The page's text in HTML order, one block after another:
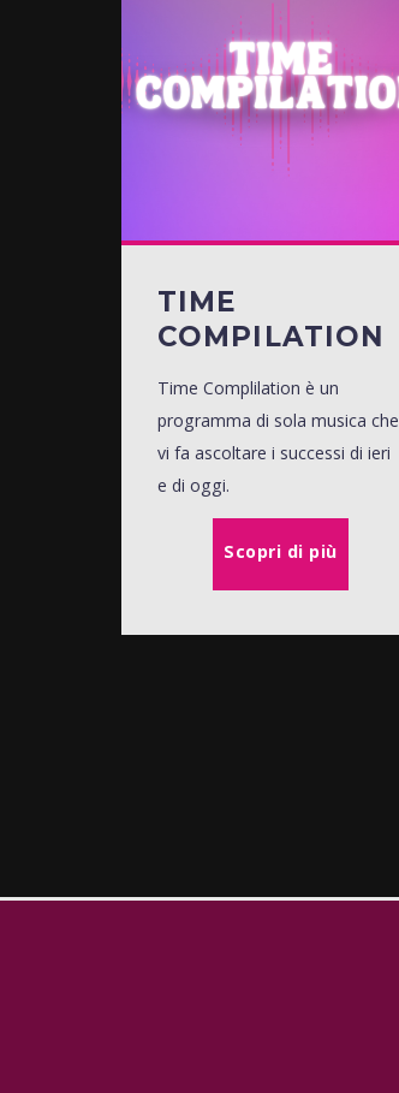
TIME
COMPILATION
Time Complilation è un
programma di sola musica che
vi fa ascoltare i successi di ieri
e di oggi.
Scopri di più